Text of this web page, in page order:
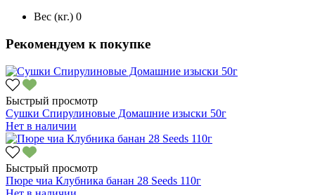
Вес (кг.) 0
Рекомендуем к покупке
Быстрый просмотр
Сушки Спирулиновые Домашние изыски 50г
Нет в наличии
Быстрый просмотр
Пюре чиа Клубника банан 28 Seeds 110г